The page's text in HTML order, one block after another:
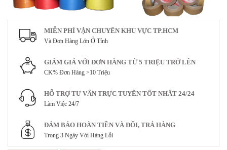
MIỄN PHÍ VẬN CHUYỂN KHU VỰC TP.HCM
Và Đơn Hàng Lớn Ở Tỉnh
GIẢM GIÁ VỚI ĐƠN HÀNG TỪ 5 TRIỆU TRỞ LÊN
CK% Đơn Hàng >10 Triệu
HỖ TRỢ TƯ VẤN TRỰC TUYẾN TỐT NHẤT 24/24
Làm Việc 24/7
ĐẢM BẢO HOÀN TIỀN VÀ ĐỔI, TRẢ HÀNG
Trong 3 Ngày Với Hàng Lỗi